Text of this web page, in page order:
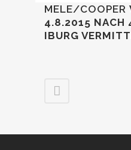
MELE/COOPER
4.8.2015 NACH
IBURG